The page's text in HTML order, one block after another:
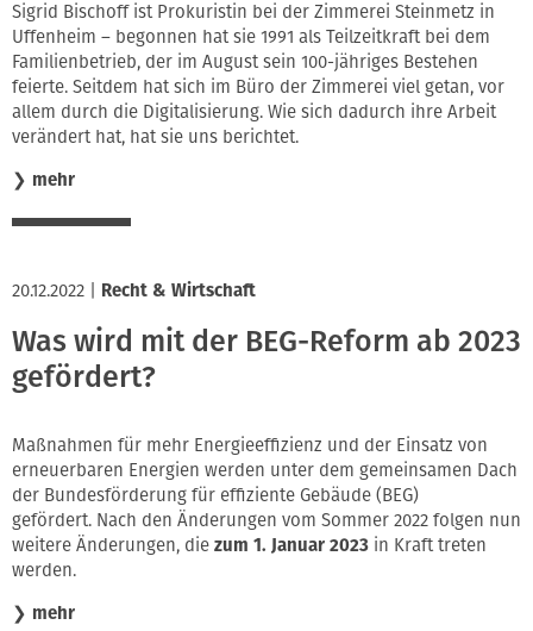
Sigrid Bischoff ist Prokuristin bei der Zimmerei Steinmetz in
Uffenheim – begonnen hat sie 1991 als Teilzeitkraft bei dem
Familienbetrieb, der im August sein 100-jähriges Bestehen
feierte. Seitdem hat sich im Büro der Zimmerei viel getan, vor
allem durch die Digitalisierung. Wie sich dadurch ihre Arbeit
verändert hat, hat sie uns berichtet.
❯ mehr
20.12.2022 Recht & Wirtschaft
Was wird mit der BEG-Reform ab 2023
gefördert?
Maßnahmen für mehr Energieeffizienz und der Einsatz von
erneuerbaren Energien werden unter dem gemeinsamen Dach
der Bundesförderung für effiziente Gebäude (BEG)
gefördert. Nach den Änderungen vom Sommer 2022 folgen nun
weitere Änderungen, die zum 1. Januar 2023 in Kraft treten
werden.
❯ mehr